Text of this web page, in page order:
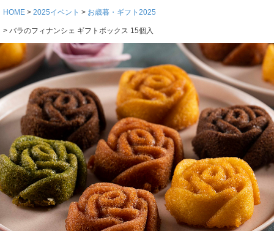
HOME 2025イベント お歳暮・ギフト2025
バラのフィナンシェ ギフトボックス 15個入